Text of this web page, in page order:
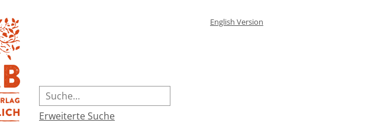
English Version
Erweiterte Suche